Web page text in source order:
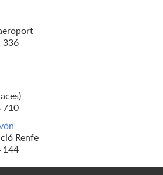
336
710
Renfe
144